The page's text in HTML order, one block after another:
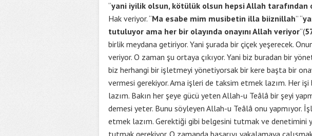
“yani iyilik olsun, kötülük olsun hepsi Allah tarafından
Hak veriyor. “Ma esabe mim musibetin illa biiznillah” “
tutuluyor ama her bir olayında onayını Allah veriyor”(
birlik meydana getiriyor. Yani şurada bir çiçek yeşerecek.
veriyor. O zaman şu ortaya çıkıyor. Yani biz buradan bir
biz herhangi bir işletmeyi yönetiyorsak bir kere başta bir
vermesi gerekiyor. Ama işleri de taksim etmek lazım. Her
lazım. Bakın her şeye gücü yeten Allah-u Teâlâ bir şeyi
demesi yeter. Bunu söyleyen Allah-u Teâlâ onu yapmıyor.
etmek lazım. Gerektiği gibi belgesini tutmak ve denetimini
tutmak gerekiyor. O zamanda başarıyı yakalamaya